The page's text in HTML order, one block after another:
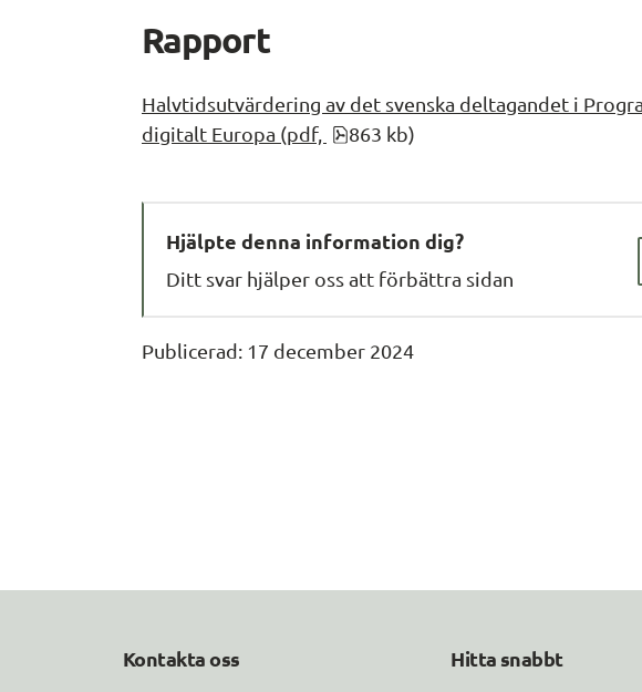
Rapport
Halvtidsutvärdering av det svenska deltagandet i
digitalt Europa (pdf,
pdf, 863 kB.
863 kb)
Hjälpte denna information dig?
Ditt svar hjälper oss att förbättra sidan
Publicerad: 17 december 2024
Kontakta oss Hitta snabbt